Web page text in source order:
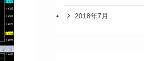
2018年7月